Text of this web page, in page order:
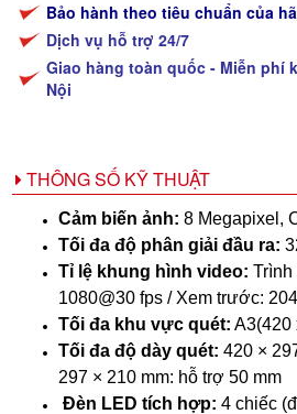
Bảo hành theo tiêu chuẩn của
Dịch vụ hỗ trợ 24/7
Giao hàng toàn quốc - Miễn phí
Nội
THÔNG SỐ KỸ THUẬT
Cảm biến ảnh: 8 Megapixel,
Tối đa độ phân giải đầu ra:
Tỉ lệ khung hình video: Trình
1080@30 fps / Xem trước:
Tối đa khu vực quét: A3(420
Tối đa độ dày quét: 420 ×
297 × 210 mm: hỗ trợ 50 mm
Đèn LED tích hợp: 4 chiếc